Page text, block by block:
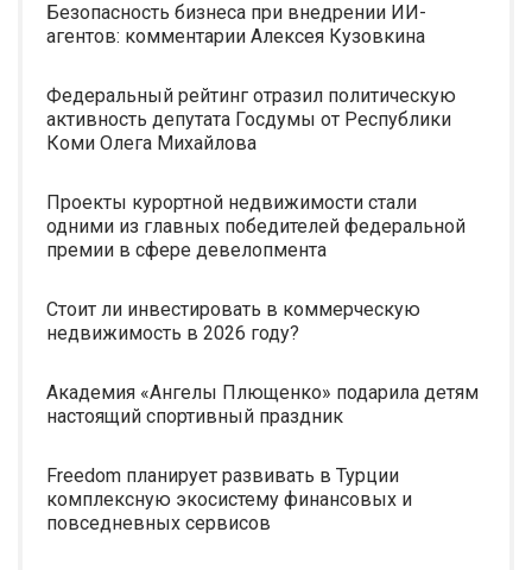
Безопасность бизнеса при внедрении ИИ-
агентов: комментарии Алексея Кузовкина
Федеральный рейтинг отразил политическую
активность депутата Госдумы от Республики
Коми Олега Михайлова
Проекты курортной недвижимости стали
одними из главных победителей федеральной
премии в сфере девелопмента
Стоит ли инвестировать в коммерческую
недвижимость в 2026 году?
Академия «Ангелы Плющенко» подарила детям
настоящий спортивный праздник
Freedom планирует развивать в Турции
комплексную экосистему финансовых и
повседневных сервисов